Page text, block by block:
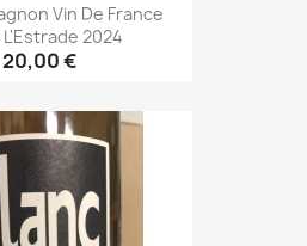
Vin De France
L'Estrade 2024
20,00 €